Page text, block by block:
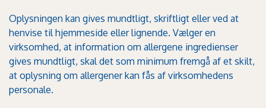
Oplysningen kan gives mundtligt, skriftligt eller ved at
henvise til hjemmeside eller lignende. Vælger en
virksomhed, at information om allergene ingredienser
gives mundtligt, skal det som minimum fremgå af et skilt,
at oplysning om allergener kan fås af virksomhedens
personale.